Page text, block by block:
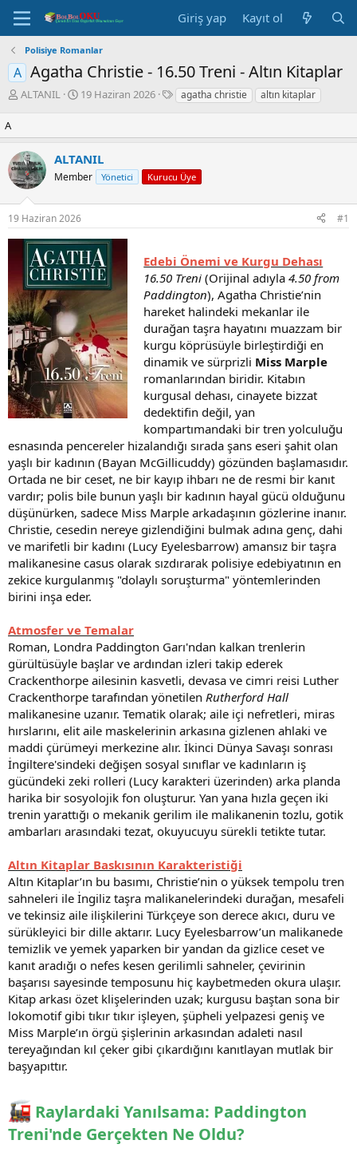
Giriş yap Kayıt ol
Polisiye Romanlar
A Agatha Christie - 16.50 Treni - Altın Kitaplar
K
u
y
u
B
a
ş
a
ALTANIL
B
l
n
g
ç
t
a
r
i
h
i
19 Haziran 2026
E
k
l
r
agatha christie altın kitaplar
A
ALTANIL
Member Yönetici Kurucu Üye
19 Haziran 2026 #1
Edebi Önemi ve Kurgu Dehası
16.50 Treni (Orijinal adıyla4.50 from
Paddington), Agatha Christie’nin
hareket halindeki mekanlar ile
durağan taşra hayatını muazzam bir
kurgu köprüsüyle birleştirdiği en
dinamik ve sürprizli Miss Marple
romanlarından biridir. Kitabın
kurgusal dehası, cinayete bizzat
dedektifin değil, yan
kompartımandaki bir tren yolculuğu
esnasında pencereler hizalandığı sırada şans eseri şahit olan
yaşlı bir kadının (Bayan McGillicuddy) gözünden başlamasıdır.
Ortada ne bir ceset, ne bir kayıp ihbarı ne de resmi bir kanıt
vardır; polis bile bunun yaşlı bir kadının hayal gücü olduğunu
düşünürken, sadece Miss Marple arkadaşının gözlerine inanır.
Christie, cesedin nereye gizlendiğini bulmak adına genç, dahi
ve marifetli bir kadını (Lucy Eyelesbarrow) amansız bir taşra
malikanesine casus olarak sızdırarak polisiye edebiyatının en
zekice kurgulanmış "dolaylı soruşturma" yöntemlerinden
birini inşa eder.
Atmosfer ve Temalar
Roman, Londra Paddington Garı'ndan kalkan trenlerin
gürültüsüyle başlar ve ardından izleri takip ederek
Crackenthorpe ailesinin kasvetli, devasa ve cimri reisi Luther
Crackenthorpe tarafından yönetilen Rutherford Hall
malikanesine uzanır. Tematik olarak; aile içi nefretleri, miras
hırslarını, elit aile maskelerinin arkasına gizlenen ahlaki ve
maddi çürümeyi merkezine alır. İkinci Dünya Savaşı sonrası
İngiltere'sindeki değişen sosyal sınıflar ve kadınların iş
gücündeki zeki rolleri (Lucy karakteri üzerinden) arka planda
harika bir sosyolojik fon oluşturur. Yan yana hızla geçen iki
trenin yarattığı o mekanik gerilim ile malikanenin tozlu, gotik
ambarları arasındaki tezat, okuyucuyu sürekli tetikte tutar.
Altın Kitaplar Baskısının Karakteristiği
Altın Kitaplar’ın bu basımı, Christie’nin o yüksek tempolu tren
sahneleri ile İngiliz taşra malikanelerindeki durağan, mesafeli
ve tekinsiz aile ilişkilerini Türkçeye son derece akıcı, duru ve
sürükleyici bir dille aktarır. Lucy Eyelesbarrow’un malikanede
temizlik ve yemek yaparken bir yandan da gizlice ceset ve
kanıt aradığı o nefes kesen gerilimli sahneler, çevirinin
başarısı sayesinde temposunu hiç kaybetmeden okura ulaşır.
Kitap arkası özet klişelerinden uzak; kurgusu baştan sona bir
lokomotif gibi tıkır tıkır işleyen, şüpheli yelpazesi geniş ve
Miss Marple’ın örgü şişlerinin arkasından adaleti nasıl
tereyağından kıl çeker gibi çıkardığını kanıtlayan mutlak bir
başyapıttır.
Raylardaki Yanılsama: Paddington
Treni'nde Gerçekten Ne Oldu?